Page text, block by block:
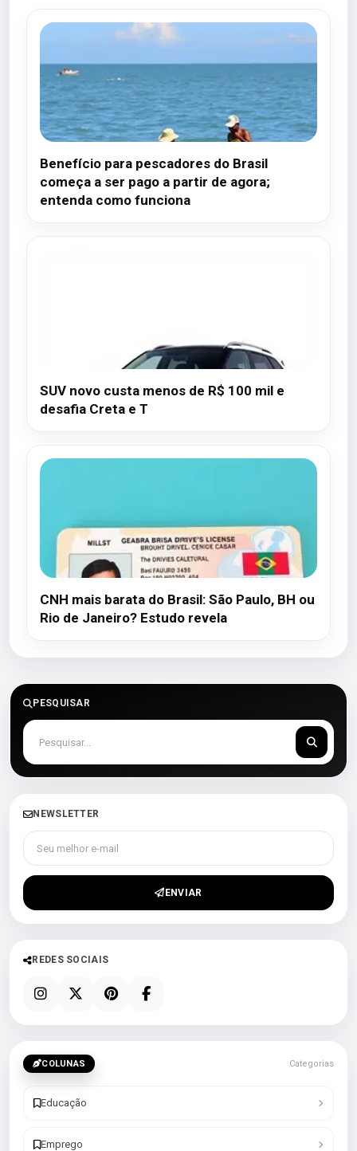
Benefício para pescadores do Brasil
começa a ser pago a partir de agora;
entenda como funciona
SUV novo custa menos de R$ 100 mil e
desafia Creta e T
CNH mais barata do Brasil: São Paulo, BH ou
Rio de Janeiro? Estudo revela
PESQUISAR
NEWSLETTER
Seu melhor e-mail
ENVIAR
REDES SOCIAIS
COLUNAS Categorias
Educação
Emprego